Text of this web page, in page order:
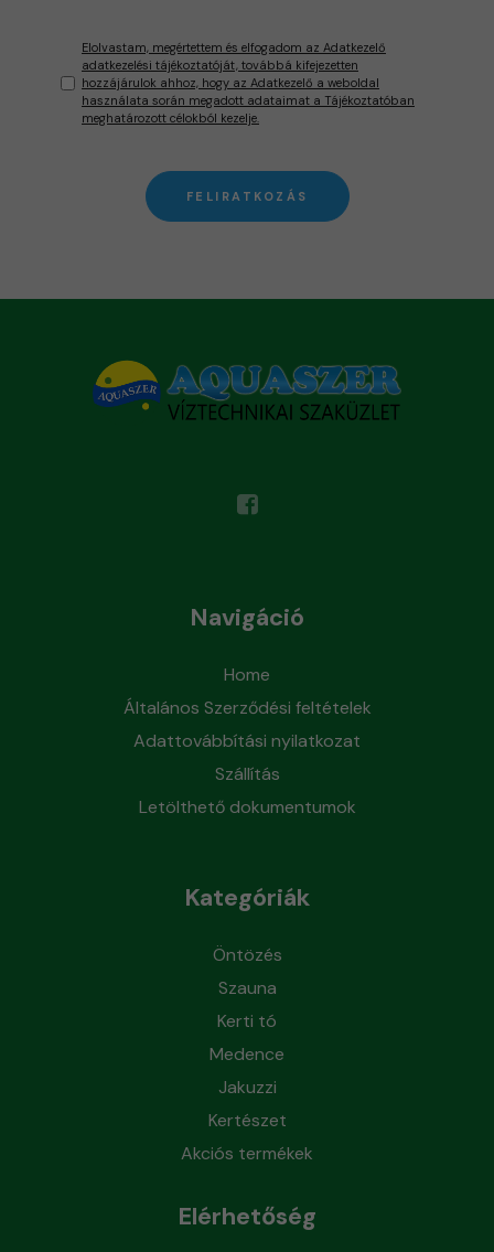
Elolvastam, megértettem és elfogadom az Adatkezelő
adatkezelési tájékoztatóját, továbbá kifejezetten
hozzájárulok ahhoz, hogy az Adatkezelő a weboldal
használata során megadott adataimat a Tájékoztatóban
meghatározott célokból kezelje.
FELIRATKOZÁS
Navigáció
Home
Általános Szerződési feltételek
Adattovábbítási nyilatkozat
Szállítás
Letölthető dokumentumok
Kategóriák
Öntözés
Szauna
Kerti tó
Medence
Jakuzzi
Kertészet
Akciós termékek
Elérhetőség